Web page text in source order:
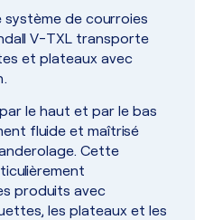
de courroies
V-TXL transporte
et plateaux avec
le haut et par le bas
fluide et maîtrisé
Cette
produits avec
les plateaux et les